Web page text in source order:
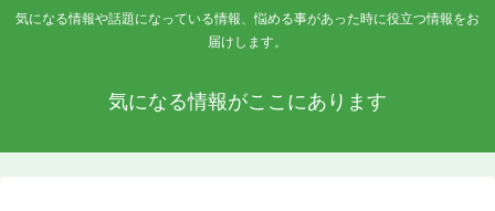
気になる情報や話題になっている情報、悩める事があった時に役立つ情報をお
届けします。
気になる情報がここにあります